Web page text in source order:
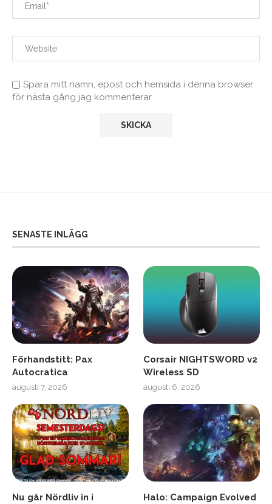
Spara mitt namn, epost och hemsida i denna browser
för nästa gång jag kommenterar.
SENASTE INLÄGG
Förhandstitt: Pax
Autocratica
augusti 7, 2026
Corsair NIGHTSWORD v2
Wireless SD
augusti 6, 2026
Nu går Nördliv in i
Halo: Campaign Evolved